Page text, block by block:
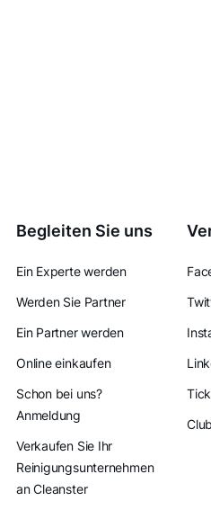
Begleiten Sie uns
Ein Experte werden
Werden Sie Partner
Ein Partner werden
Online einkaufen
Schon bei uns?
Anmeldung
Verkaufen Sie Ihr
Reinigungsunternehmen
an Cleanster